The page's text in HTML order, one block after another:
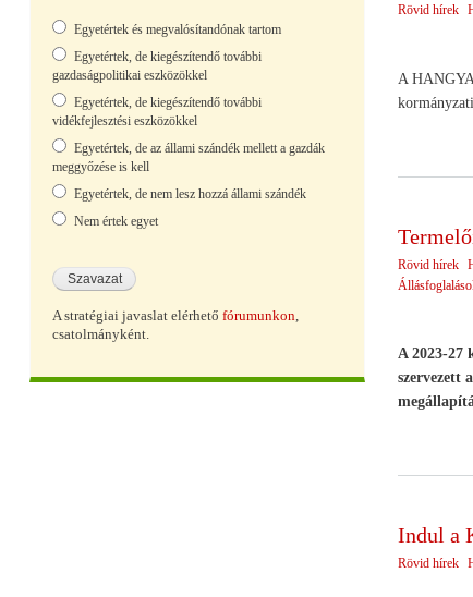
Rövid hírek
A
Rövid hírek
A 2023-27
szervezett
Indul a
Rövid hírek
Választások
Egyetértek és megvalósítandónak tartom
Egyetértek, de kiegészítendő további
gazdaságpolitikai eszközökkel
Egyetértek, de kiegészítendő további
vidékfejlesztési eszközökkel
Egyetértek, de az állami szándék mellett a gazdák
meggyőzése is kell
Egyetértek, de nem lesz hozzá állami szándék
Nem értek egyet
A stratégiai javaslat elérhető fórumunkon
csatolmányként.